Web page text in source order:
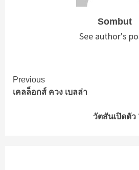
Sombut
See author's
Continue
Reading
Previous
เคลล็อกส์ ควง เบลล่า
วัตสันเปิดตัว